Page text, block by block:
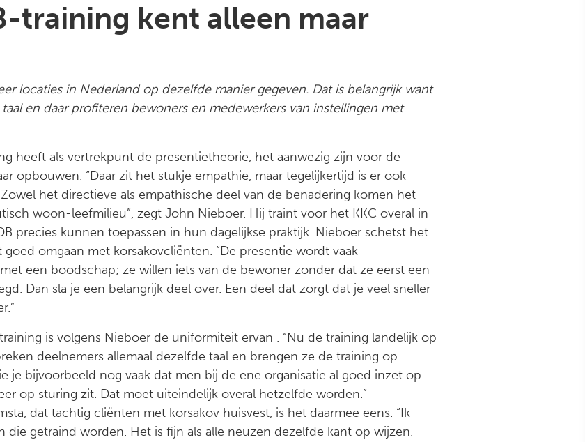
training kent alleen maar
locaties in Nederland op dezelfde manier gegeven. Dat is belangrijk want
en daar profiteren bewoners en medewerkers van instellingen met
heeft als vertrekpunt de presentietheorie, het aanwezig zijn voor de
opbouwen. “Daar zit het stukje empathie, maar tegelijkertijd is er ook
het directieve als empathische deel van de benadering komen het
woon-leefmilieu”, zegt John Nieboer. Hij traint voor het KKC overal in
precies kunnen toepassen in hun dagelijkse praktijk. Nieboer schetst het
omgaan met korsakovcliënten. “De presentie wordt vaak
een boodschap; ze willen iets van de bewoner zonder dat ze eerst een
Dan sla je een belangrijk deel over. Een deel dat zorgt dat je veel sneller
is volgens Nieboer de uniformiteit ervan . “Nu de training landelijk op
deelnemers allemaal dezelfde taal en brengen ze de training op
je bijvoorbeeld nog vaak dat men bij de ene organisatie al goed inzet op
op sturing zit. Dat moet uiteindelijk overal hetzelfde worden.”
dat tachtig cliënten met korsakov huisvest, is het daarmee eens. “Ik
die getraind worden. Het is fijn als alle neuzen dezelfde kant op wijzen.